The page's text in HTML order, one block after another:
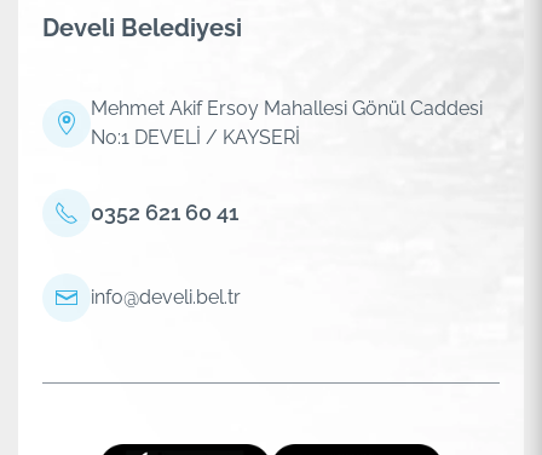
Develi Belediyesi
Mehmet Akif Ersoy Mahallesi Gönül Caddesi
No:1 DEVELİ / KAYSERİ
0352 621 60 41
info@develi.bel.tr